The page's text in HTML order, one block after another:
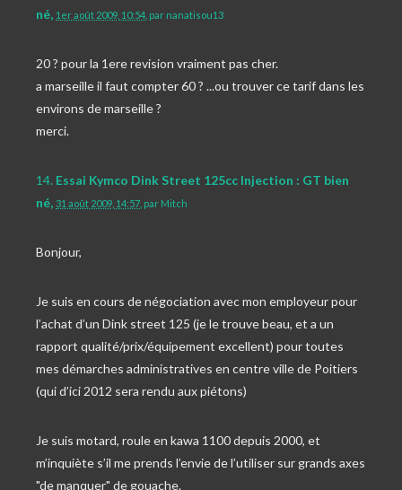
né, 1er août 2009, 10:54 par nanatisou13
20 ? pour la 1ere revision vraiment pas cher.
a marseille il faut compter 60 ? ...ou trouver ce tarif dans les
environs de marseille ?
merci.
14. Essai Kymco Dink Street 125cc Injection : GT bien
né, 31 août 2009, 14:57 par Mitch
Bonjour,
Je suis en cours de négociation avec mon employeur pour
l’achat d’un Dink street 125 (je le trouve beau, et a un
rapport qualité/prix/équipement excellent) pour toutes
mes démarches administratives en centre ville de Poitiers
(qui d’ici 2012 sera rendu aux piétons)
Je suis motard, roule en kawa 1100 depuis 2000, et
m’inquiète s’il me prends l’envie de l’utiliser sur grands axes
"de manquer" de gouache.